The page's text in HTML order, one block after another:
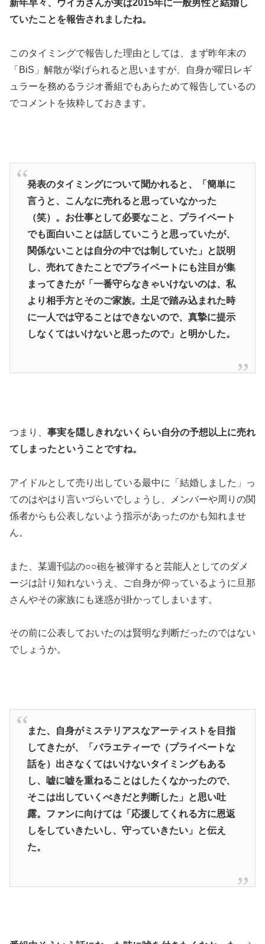
新年早々、ウイカさんが実は2015年に一般男性と結婚し
ていたことを報告されましたね。
このタイミングで報告した理由としては、まず昨年末の
「BiS」解散が挙げられると思いますが、自身が曜日レギ
ュラーを務めるラジオ番組でもあらためて報告しているの
でコメントを抜粋しておきます。
発表のタイミングについて聞かれると、「簡単に
言うと、こんなに売れると思っていなかった
（笑）。お仕事として必要なこと、プライベート
でも面白いことは話していこうと思っていたが、
関係ないことは自分の中では制していた」と説明
し、売れてきたことでプライベートにも注目が集
まってきたが「一番守らなきゃいけないのは、私
より相手方とそのご家族。土足で踏み込まれた時
に一人では守ることはできないので、真摯に提示
しなくてはいけないと思ったので」と明かした。
つまり、 事実を隠しきれないくらい自分の予想以上に売れ
てしまったということですね。
アイドルとして売り出している最中に「結婚しました」っ
てのはやはり言いづらいでしょうし、メンバーや周りの関
係者からも公表しないよう指示があったのかも知れませ
ん。
また、某週刊誌の○○砲を被弾すると芸能人としてのダメ
ージは計り知れないうえ、ご自身が仰っているように旦那
さんやその家族にも迷惑が掛かってしまいます。
その前に公表しておいたのは賢明な判断だったのではない
でしょうか。
また、自身がミステリアスなアーティストを目指
してきたが、「バラエティーで（プライベートな
話を）出さなくてはいけないタイミングもある
し、嘘に嘘を重ねることはしたくなかったので、
そこは出していくべきだと判断した」と思い吐
露。ファンに向けては「応援してくれる方に恩返
しをしていきたいし、守っていきたい」と伝え
た。